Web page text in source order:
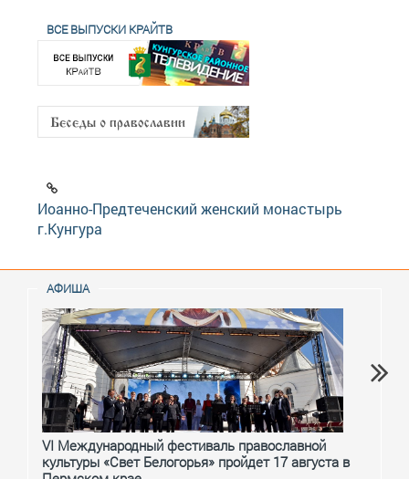
ВСЕ ВЫПУСКИ КРАЙТВ
Иоанно-Предтеченский женский монастырь
г.Кунгура
АФИША
VI Международный фестиваль православной
культуры «Свет Белогорья» пройдет 17 августа в